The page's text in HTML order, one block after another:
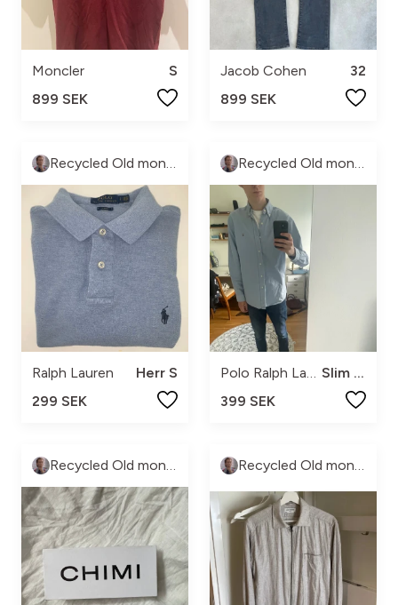
Moncler
S
899 SEK
Jacob Cohen
32
899 SEK
Recycled Old money
Ralph Lauren
Herr S
299 SEK
Recycled Old money
Polo Ralph Lauren
Slim Fit
399 SEK
Recycled Old money Recycled Old money